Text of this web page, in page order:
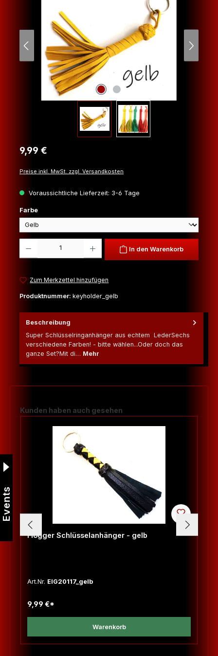
Regulärer Preis:
9,99 €
Preise inkl. MwSt. zzgl. Versandkosten
Voraussichtliche Lieferzeit: 3-6 Tage
Farbeauswählen
In den Warenkorb
Zum Merkzettel hinzufügen
Produktnummer: keyholder_gelb
Beschreibung
Super Schlüsselringanhänger aus echtem LederSechs
verschiedene Farben! - bitte wählen...Oder doch das
ganze Set?Mit di… Mehr
Produktgalerie überspringen
Kunden haben auch gesehen
Flogger Schlüsselanhänger - gelb
Art.Nr. EIG20117_gelb
9,99 €*
Warenkorb
Events